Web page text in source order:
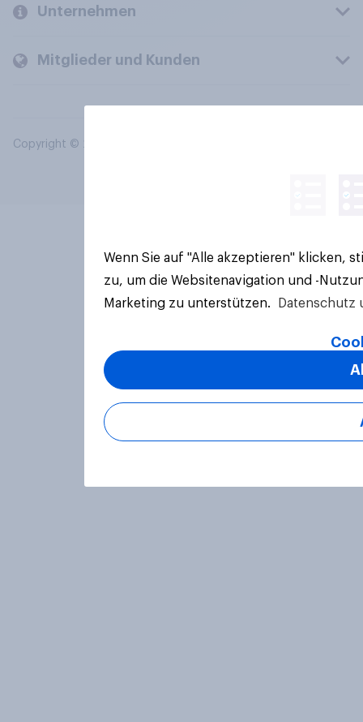
Unternehmen
Mitglieder und Kunden
Copyright © 2026 YouGov PLC. Alle Rechte vorbehalten.
Wenn Sie auf "Alle akzeptieren" klicken,
zu, um die Websitenavigation und -
Marketing zu unterstützen.
Datenschutz